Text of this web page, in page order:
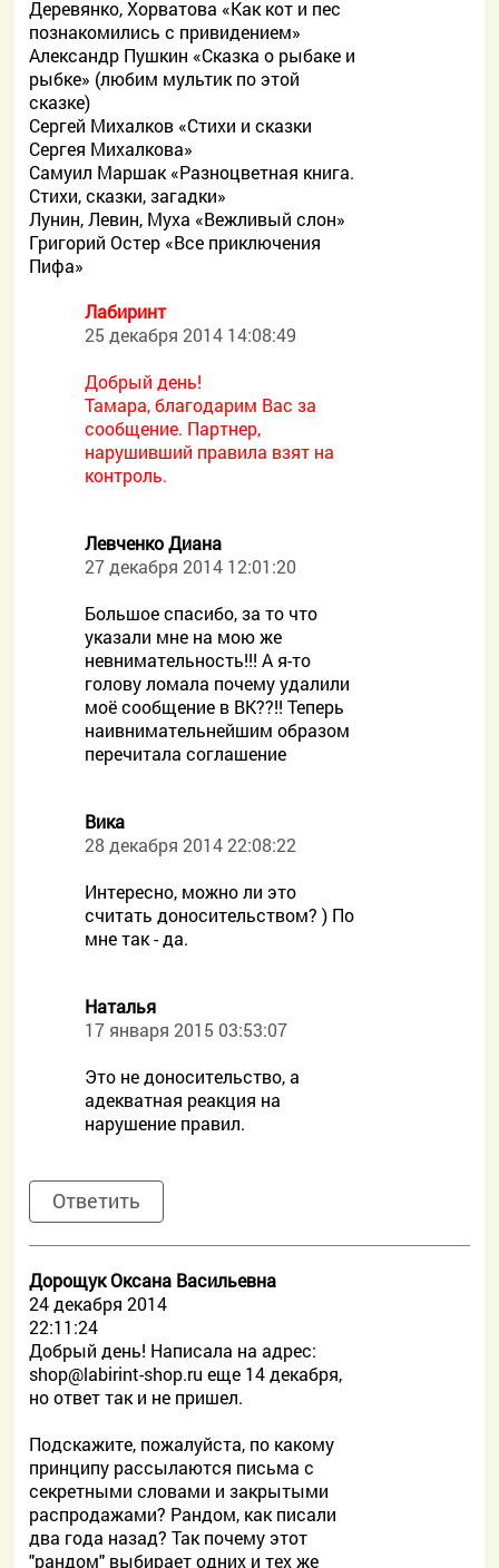
Деревянко, Хорватова «Как кот и пес
познакомились с привидением»
Александр Пушкин «Сказка о рыбаке и
рыбке» (любим мультик по этой
сказке)
Сергей Михалков «Стихи и сказки
Сергея Михалкова»
Самуил Маршак «Разноцветная книга.
Стихи, сказки, загадки»
Лунин, Левин, Муха «Вежливый слон»
Григорий Остер «Все приключения
Пифа»
Лабиринт
25 декабря 2014 14:08:49
Добрый день!
Тамара, благодарим Вас за
сообщение. Партнер,
нарушивший правила взят на
контроль.
Левченко Диана
27 декабря 2014 12:01:20
Большое спасибо, за то что
указали мне на мою же
невнимательность!!! А я-то
голову ломала почему удалили
моё сообщение в ВК??!! Теперь
наивнимательнейшим образом
перечитала соглашение
Вика
28 декабря 2014 22:08:22
Интересно, можно ли это
считать доносительством? ) По
мне так - да.
Наталья
17 января 2015 03:53:07
Это не доносительство, а
адекватная реакция на
нарушение правил.
Ответить
Дорощук Оксана Васильевна
24 декабря 2014
22:11:24
Добрый день! Написала на адрес:
shop@labirint-shop.ru еще 14 декабря,
но ответ так и не пришел.
Подскажите, пожалуйста, по какому
принципу рассылаются письма с
секретными словами и закрытыми
распродажами? Рандом, как писали
два года назад? Так почему этот
"рандом" выбирает одних и тех же